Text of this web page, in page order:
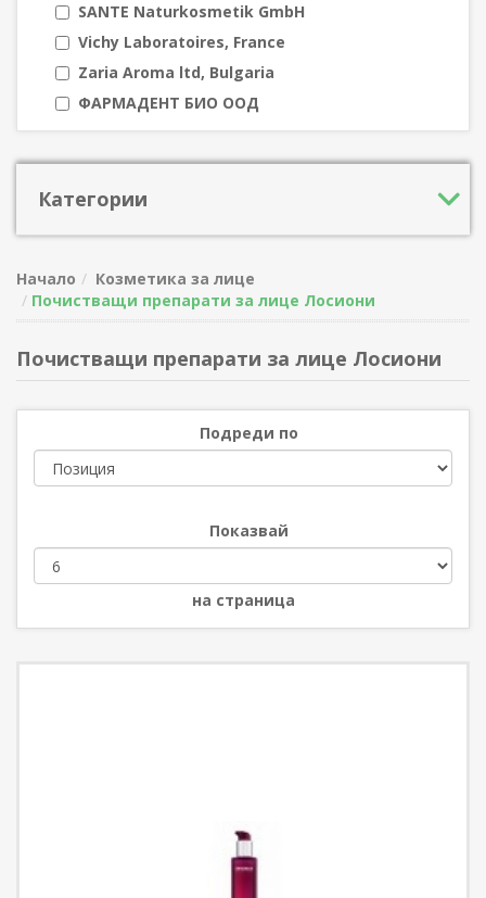
SANTE Naturkosmetik GmbH
Vichy Laboratoires, France
Zaria Aroma ltd, Bulgaria
ФАРМАДЕНТ БИО ООД
Категории
Начало
Козметика за лице
Почистващи препарати за лице Лосиони
Почистващи препарати за лице Лосиони
Подреди по
Показвай
на страница